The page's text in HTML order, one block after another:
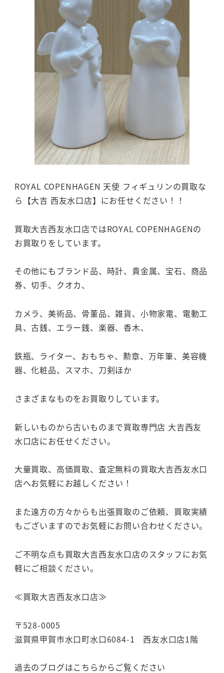
ROYAL COPENHAGEN 天使 フィギュリンの買取な
ら【大吉 西友水口店】にお任せください！！
買取大吉西友水口店ではROYAL COPENHAGENの
お買取りをしています。
その他にもブランド品、時計、貴金属、宝石、商品
券、切手、クオカ、
カメラ、美術品、骨董品、雑貨、小物家電、電動工
具、古銭、エラー銭、楽器、香木、
鉄瓶、ライター、おもちゃ、勲章、万年筆、美容機
器、化粧品、スマホ、刀剣ほか
さまざまなものをお買取りしています。
新しいものから古いものまで買取専門店 大吉西友
水口店にお任せください。
大量買取、高価買取、査定無料の買取大吉西友水口
店へお気軽にお越しください！
また遠方の方々からも出張買取のご依頼、買取実績
もございますのでお気軽にお問い合わせください。
ご不明な点も買取大吉西友水口店のスタッフにお気
軽にご相談ください。
≪買取大吉西友水口店≫
〒528-0005
滋賀県甲賀市水口町水口6084-1 西友水口店1階
過去のブログはこちらからご覧ください